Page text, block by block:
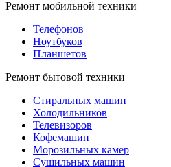
Ремонт мобильной техники
Телефонов
Ноутбуков
Планшетов
Ремонт бытовой техники
Стиральных машин
Холодильников
Телевизоров
Кофемашин
Морозильных камер
Сушильных машин